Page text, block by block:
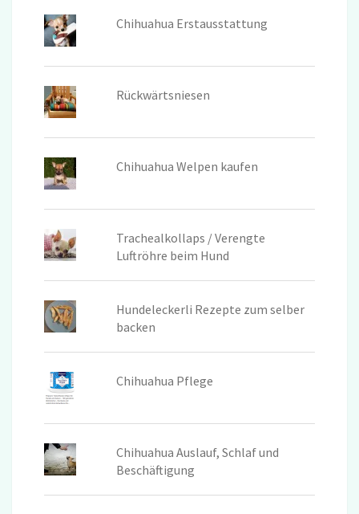
Chihuahua Erstausstattung
Rückwärtsniesen
Chihuahua Welpen kaufen
Trachealkollaps / Verengte
Luftröhre beim Hund
Hundeleckerli Rezepte zum selber
backen
Chihuahua Pflege
Chihuahua Auslauf, Schlaf und
Beschäftigung